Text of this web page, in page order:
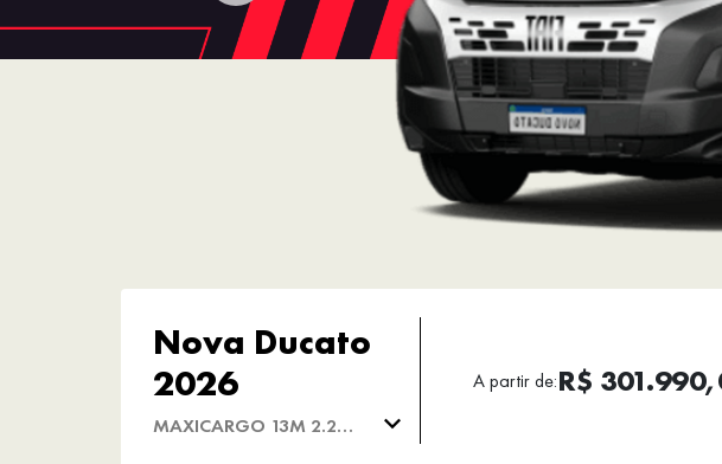
Nova Ducato
2026
MAXICARGO 13M 2.2
A partir de:R$